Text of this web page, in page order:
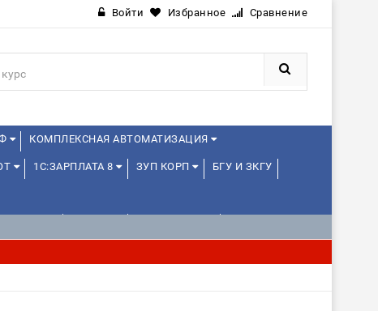
Войти Избранное Сравнение
КОМПЛЕКСНАЯ АВТОМАТИЗАЦИЯ
1С:ЗАРПЛАТА 8 ЗУП КОРП БГУ И ЗКГУ